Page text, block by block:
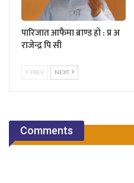
पारिजात आफैमा ब्राण्ड हो : प्र अ
राजेन्द्र पि सी
PREV NEXT
Comments